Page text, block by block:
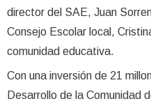
director del SAE, Juan
Consejo Escolar local,
comunidad educativa.
Con una inversión de 21
Desarrollo de la Comunidad